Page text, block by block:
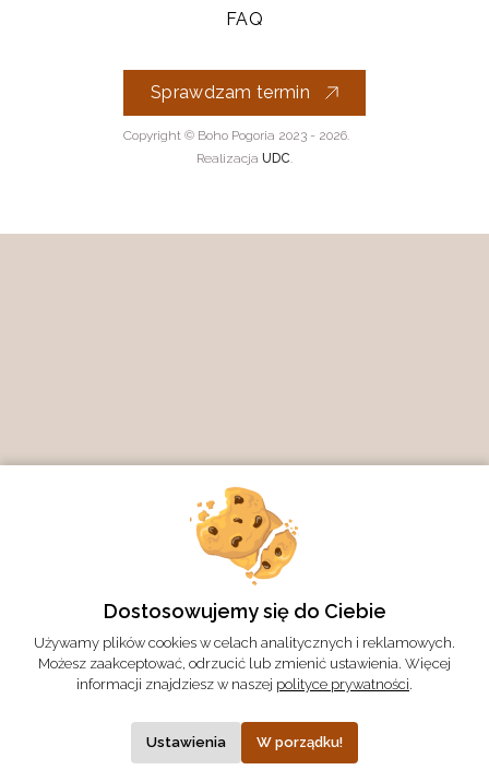
FAQ
Sprawdzam termin
Copyright © Boho Pogoria 2023 - 2026.
Realizacja UDC
Dostosowujemy się do Ciebie
Używamy plików cookies w celach analitycznych i reklamowych.
Możesz zaakceptować, odrzucić lub zmienić ustawienia. Więcej
informacji znajdziesz w naszej polityce prywatności.
Ustawienia W porządku!